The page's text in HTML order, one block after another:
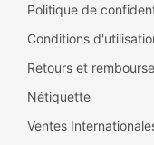
Politique de
Conditions
Retours et
Nétiquette
Ventes